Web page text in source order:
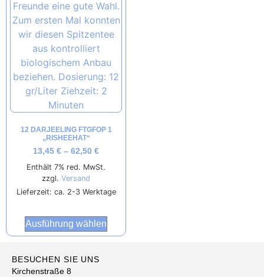
12 DARJEELING FTGFOP 1
„RISHEEHAT“
13,45 € – 62,50 €
Enthält 7% red. MwSt.
zzgl. Versand
Lieferzeit: ca. 2-3 Werktage
Ausführung wählen
BESUCHEN SIE UNS
Kirchenstraße 8